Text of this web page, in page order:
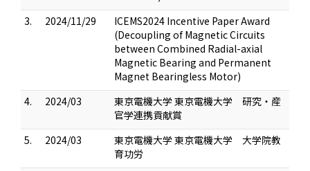
3.
2024/11/29
ICEMS2024 Incentive Paper Award
(Decoupling of Magnetic Circuits
between Combined Radial-axial
Magnetic Bearing and Permanent
Magnet Bearingless Motor)
4.
2024/03
東京電機大学 東京電機大学 研究・産
官学連携貢献賞
5.
2024/03
東京電機大学 東京電機大学 大学院教
育功労